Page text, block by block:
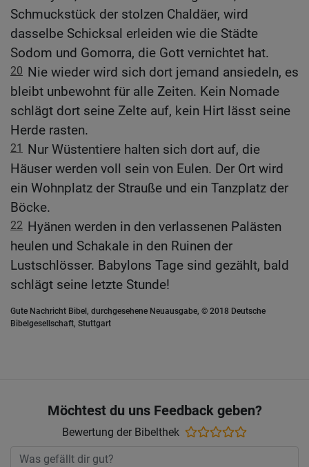
Schmuckstück der stolzen Chaldäer, wird
dasselbe Schicksal erleiden wie die Städte
Sodom und Gomorra, die Gott vernichtet hat.
20 Nie wieder wird sich dort jemand ansiedeln, es
bleibt unbewohnt für alle Zeiten. Kein Nomade
schlägt dort seine Zelte auf, kein Hirt lässt seine
Herde rasten.
21
Nur Wüstentiere halten sich dort auf, die
Häuser werden voll sein von Eulen. Der Ort wird
ein Wohnplatz der Strauße und ein Tanzplatz der
Böcke.
22 Hyänen werden in den verlassenen Palästen
heulen und Schakale in den Ruinen der
Lustschlösser. Babylons Tage sind gezählt, bald
schlägt seine letzte Stunde!
Gute Nachricht Bibel, durchgesehene Neuausgabe, © 2018 Deutsche
Bibelgesellschaft, Stuttgart
Möchtest du uns Feedback geben?
Bewertung der Bibelthek